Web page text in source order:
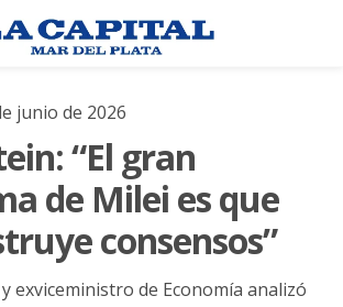
junio de 2026
“El gran
de Milei es que
consensos”
exviceministro de Economía analizó